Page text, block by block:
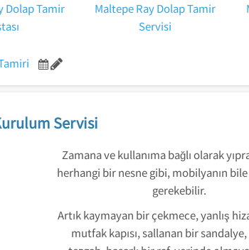
Dolap Tamir
Maltepe Ray Dolap Tamir
Servisi
Servisi
Zamana ve kullanıma bağlı olarak
herhangi bir nesne gibi, mobilyanın bile
gerekebilir.
Artık kaymayan bir çekmece, yanlış
mutfak kapısı, sallanan bir